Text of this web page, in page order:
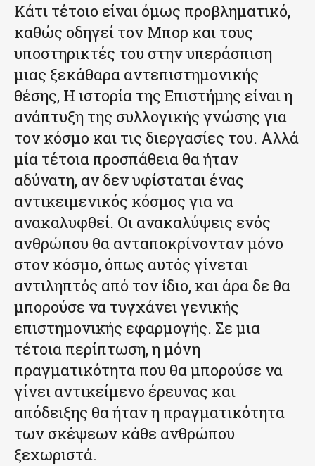
Κάτι τέτοιο είναι όμως προβληματικό,
καθώς οδηγεί τον Μπορ και τους
υποστηρικτές του στην υπεράσπιση
μιας ξεκάθαρα αντεπιστημονικής
θέσης, Η ιστορία της Επιστήμης είναι η
ανάπτυξη της συλλογικής γνώσης για
τον κόσμο και τις διεργασίες του. Αλλά
μία τέτοια προσπάθεια θα ήταν
αδύνατη, αν δεν υφίσταται ένας
αντικειμενικός κόσμος για να
ανακαλυφθεί. Οι ανακαλύψεις ενός
ανθρώπου θα ανταποκρίνονταν μόνο
στον κόσμο, όπως αυτός γίνεται
αντιληπτός από τον ίδιο, και άρα δε θα
μπορούσε να τυγχάνει γενικής
επιστημονικής εφαρμογής. Σε μια
τέτοια περίπτωση, η μόνη
πραγματικότητα που θα μπορούσε να
γίνει αντικείμενο έρευνας και
απόδειξης θα ήταν η πραγματικότητα
των σκέψεων κάθε ανθρώπου
ξεχωριστά.